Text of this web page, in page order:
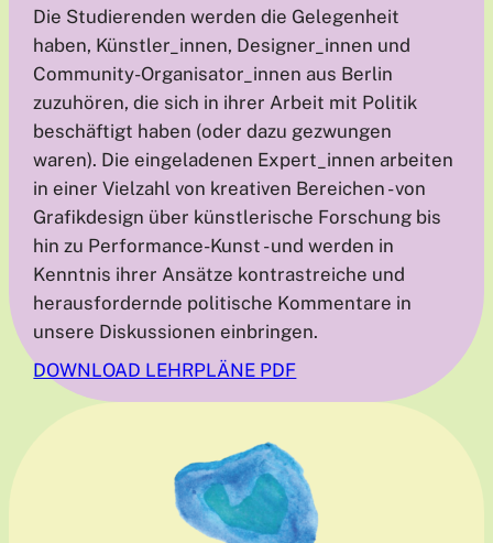
Die Studierenden werden die Gelegenheit
haben, Künstler_innen, Designer_innen und
Community-Organisator_innen aus Berlin
zuzuhören, die sich in ihrer Arbeit mit Politik
beschäftigt haben (oder dazu gezwungen
waren). Die eingeladenen Expert_innen arbeiten
in einer Vielzahl von kreativen Bereichen - von
Grafikdesign über künstlerische Forschung bis
hin zu Performance-Kunst - und werden in
Kenntnis ihrer Ansätze kontrastreiche und
herausfordernde politische Kommentare in
unsere Diskussionen einbringen.
DOWNLOAD LEHRPLÄNE PDF